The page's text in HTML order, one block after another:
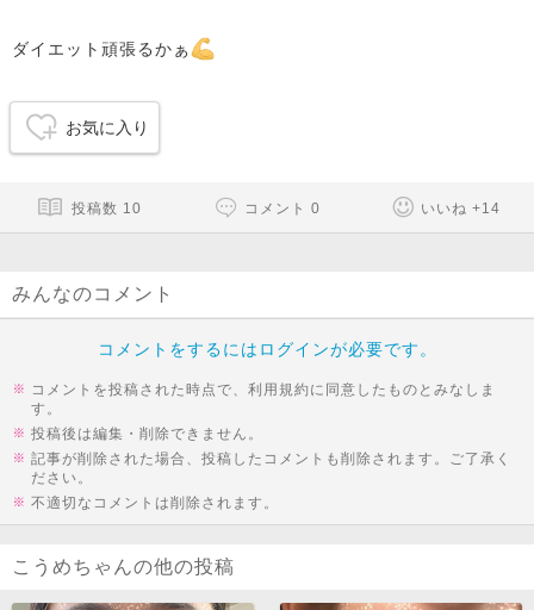
ダイエット頑張るかぁ
お気に入り
投稿数 10 コメント 0 いいね +14
みんなのコメント
コメントをするにはログインが必要です。
コメントを投稿された時点で、利用規約に同意したものとみなしま
す。
投稿後は編集・削除できません。
記事が削除された場合、投稿したコメントも削除されます。ご了承く
ださい。
不適切なコメントは削除されます。
こうめちゃんの他の投稿